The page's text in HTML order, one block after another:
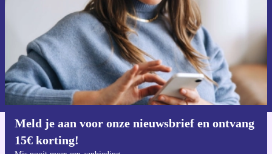
Meld je aan voor onze nieuwsbrief en ontvang
15€ korting!
Voucher aanvragen
Informatie over het gebruik van persoonsgegevens vind je in ons
privacybeleid.
Voor iOS en Android